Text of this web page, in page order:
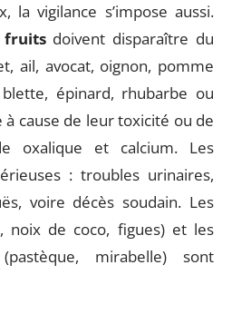
la vigilance s’impose aussi.
fruitsdoivent disparaître du
ail, avocat, oignon, pomme
épinard, rhubarbe ou
cause de leur toxicité ou de
oxalique et calcium. Les
: troubles urinaires,
voire décès soudain. Les
noix de coco, figues) et les
mirabelle) sont